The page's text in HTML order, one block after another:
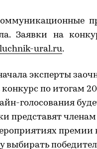
Заявки на
luchnik-ural.ru.
эксперты
по итогам
голосования
представят
премии
выбирать